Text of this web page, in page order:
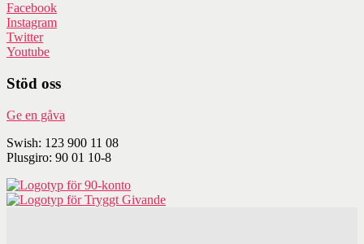
Facebook
Instagram
Twitter
Youtube
Stöd oss
Ge en gåva
Swish: 123 900 11 08
Plusgiro: 90 01 10-8